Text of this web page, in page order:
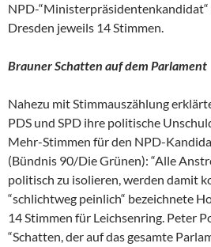
NPD-“Ministerpräsidentenkandidat“
Dresden jeweils 14 Stimmen.
Brauner Schatten auf dem Parlament
Nahezu mit Stimmauszählung
PDS und SPD ihre politische
Mehr-Stimmen für den NPD-
(Bündnis 90/Die Grünen): “Alle
politisch zu isolieren, werden damit
“schlichtweg peinlich“ bezeichnete
14 Stimmen für Leichsenring. Peter
“Schatten, der auf das gesamte